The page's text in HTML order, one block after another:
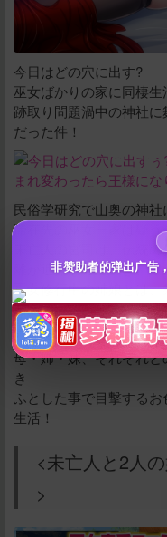
200
今日はどの穴に出す?
巫女ばかりの家に同棲生
跡取り問題渦中の神社
だった件！
民俗学研究で山奥の神社
滞在先の巫女一家は疑
未亡人の宮司は、伝統
離が近くなっていき、
巫女修行中の姉娘とは
増えていき、
無邪気な妹娘は、まる
母・姉・妹、それぞれ
き
ふとした事で目撃する
生活！
<未亡人と2人
>
非赞助者的弹出广告，